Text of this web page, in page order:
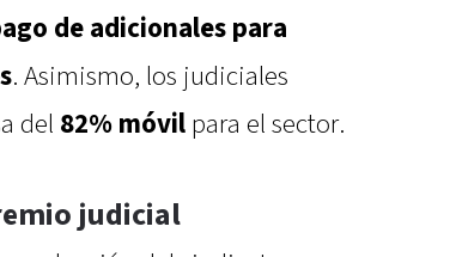
de adicionales para
. Asimismo, los judiciales
del 82% móvil para el sector.
judicial